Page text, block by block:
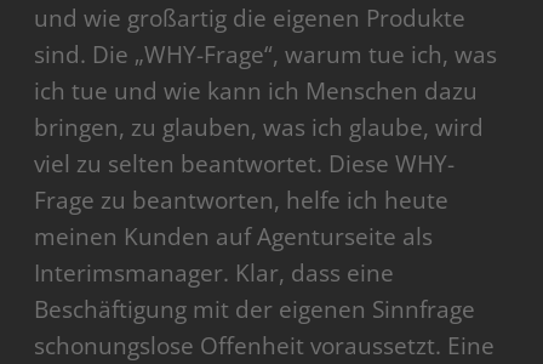
und wie großartig die eigenen Produkte
sind. Die „WHY-Frage“, warum tue ich, was
ich tue und wie kann ich Menschen dazu
bringen, zu glauben, was ich glaube, wird
viel zu selten beantwortet. Diese WHY-
Frage zu beantworten, helfe ich heute
meinen Kunden auf Agenturseite als
Interimsmanager. Klar, dass eine
Beschäftigung mit der eigenen Sinnfrage
schonungslose Offenheit voraussetzt. Eine